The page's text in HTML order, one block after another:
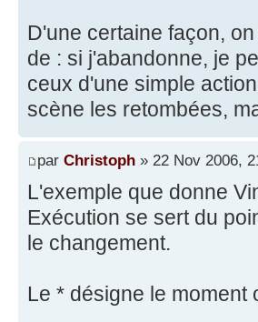
D'une certaine façon,
de : si j'abandonne, je
ceux d'une simple
scène les retombées,
par Christoph » 22 Nov 2006,
L'exemple que donne
Exécution se sert du
le changement.
Le * désigne le